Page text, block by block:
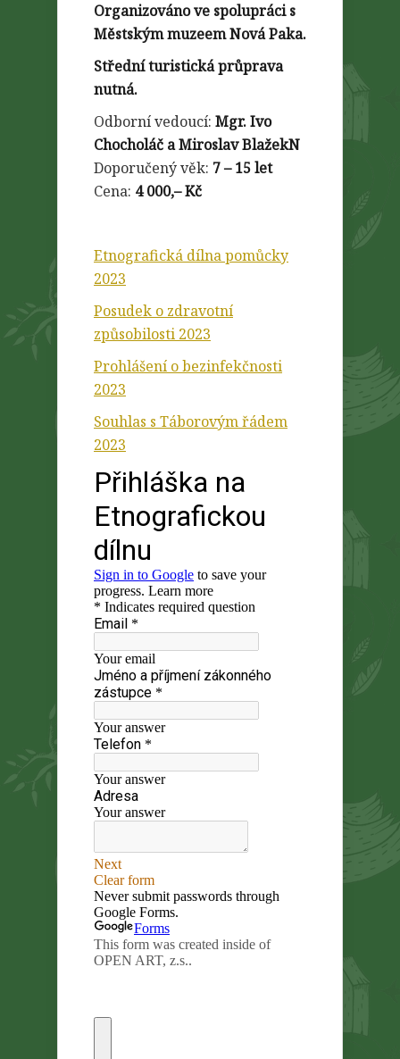
Organizováno ve spolupráci s
Městským muzeem Nová Paka.
Střední turistická průprava
nutná.
Odborní vedoucí: Mgr. Ivo
Chocholáč a Miroslav BlažekN
Doporučený věk: 7 – 15 let
Cena: 4 000,– Kč
Etnografická dílna pomůcky
2023
Posudek o zdravotní
způsobilosti 2023
Prohlášení o bezinfekčnosti
2023
Souhlas s Táborovým řádem
2023